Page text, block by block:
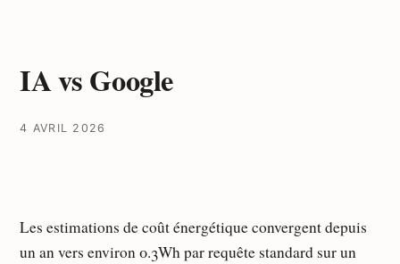
IA vs Google
4 AVRIL 2026
Les estimations de coût énergétique convergent depuis
un an vers environ 0.3Wh par requête standard sur un